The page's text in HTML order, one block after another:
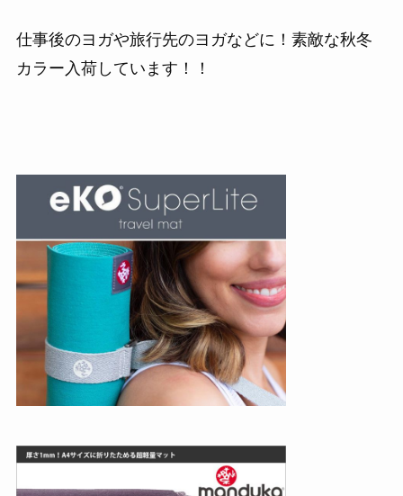
仕事後のヨガや旅行先のヨガなどに！素敵な秋冬
カラー入荷しています！！